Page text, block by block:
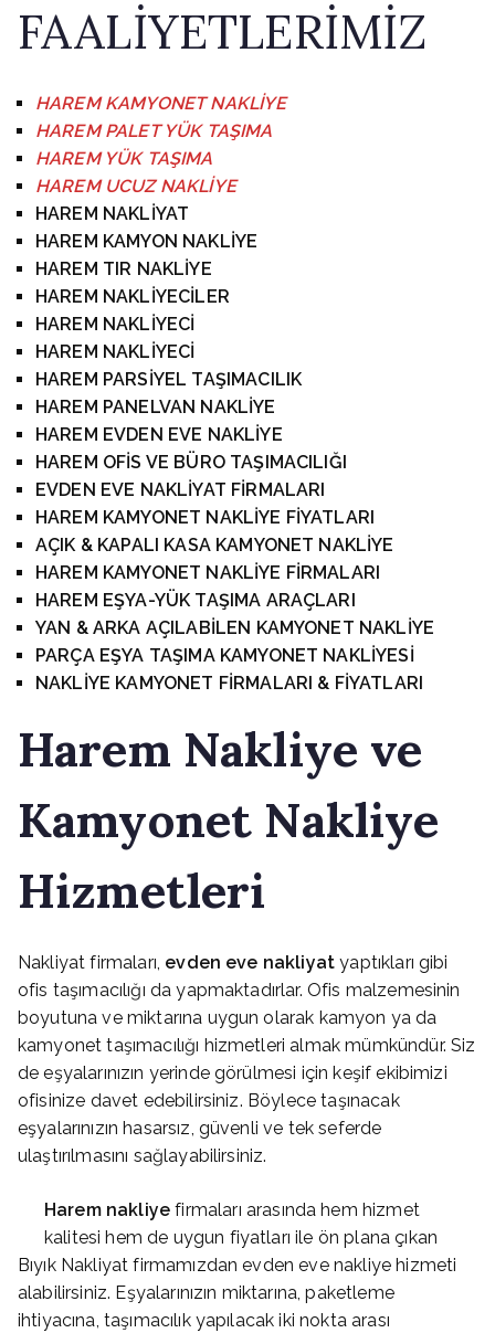
FAALİYETLERİMİZ
HAREM KAMYONET NAKLİYE
HAREMPALET YÜK TAŞIMA
HAREM YÜK TAŞIMA
HAREM UCUZ NAKLİYE
HAREM NAKLİYAT
HAREM KAMYON NAKLİYE
HAREM TIR NAKLİYE
HAREM NAKLİYECİLER
HAREM NAKLİYECİ
HAREM NAKLİYECİ
HAREM PARSİYEL TAŞIMACILIK
HAREM PANELVAN NAKLİYE
HAREM EVDEN EVE NAKLİYE
HAREM OFİS VE BÜRO TAŞIMACILIĞI
EVDEN EVE NAKLİYAT FİRMALARI
HAREM KAMYONET NAKLİYE FİYATLARI
AÇIK & KAPALI KASA KAMYONET NAKLİYE
HAREM KAMYONET NAKLİYE FİRMALARI
HAREM EŞYA-YÜK TAŞIMA ARAÇLARI
YAN & ARKA AÇILABİLEN KAMYONET NAKLİYE
PARÇA EŞYA TAŞIMA KAMYONET NAKLİYESİ
NAKLİYE KAMYONET FİRMALARI & FİYATLARI
Harem Nakliye ve
Kamyonet Nakliye
Hizmetleri
Nakliyat firmaları, evden eve nakliyat yaptıkları gibi
ofis taşımacılığı da yapmaktadırlar. Ofis malzemesinin
boyutuna ve miktarına uygun olarak kamyon ya da
kamyonet taşımacılığı hizmetleri almak mümkündür. Siz
de eşyalarınızın yerinde görülmesi için keşif ekibimizi
ofisinize davet edebilirsiniz. Böylece taşınacak
eşyalarınızın hasarsız, güvenli ve tek seferde
ulaştırılmasını sağlayabilirsiniz.
Harem nakliye firmaları arasında hem hizmet
kalitesi hem de uygun fiyatları ile ön plana çıkan
Bıyık Nakliyat firmamızdan evden eve nakliye hizmeti
alabilirsiniz. Eşyalarınızın miktarına, paketleme
ihtiyacına, taşımacılık yapılacak iki nokta arası